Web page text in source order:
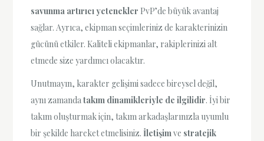
savunma artırıcı yetenekler PvP’de büyük avantaj
sağlar. Ayrıca, ekipman seçimleriniz de karakterinizin
gücünü etkiler. Kaliteli ekipmanlar, rakiplerinizi alt
etmede size yardımcı olacaktır.
Unutmayın, karakter gelişimi sadece bireysel değil,
aynı zamandatakım dinamikleriyle de ilgilidir. İyi bir
takım oluşturmak için, takım arkadaşlarınızla uyumlu
bir şekilde hareket etmelisiniz.İletişimve stratejik